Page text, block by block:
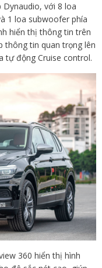
với 8 loa
1 loa subwoofer phía
hiển thị thông tin trên
thông tin quan trọng lên
tự động Cruise control.
360 hiển thị hình